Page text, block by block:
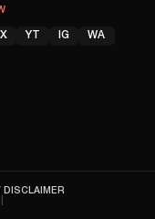
X YT IG WA
DISCLAIMER